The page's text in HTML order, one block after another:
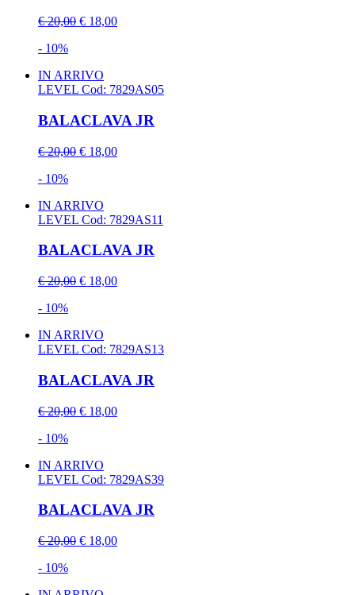
€ 20,00 € 18,00
- 10%
IN ARRIVO
LEVEL Cod: 7829AS05
BALACLAVA JR
€ 20,00 € 18,00
- 10%
IN ARRIVO
LEVEL Cod: 7829AS11
BALACLAVA JR
€ 20,00 € 18,00
- 10%
IN ARRIVO
LEVEL Cod: 7829AS13
BALACLAVA JR
€ 20,00 € 18,00
- 10%
IN ARRIVO
LEVEL Cod: 7829AS39
BALACLAVA JR
€ 20,00 € 18,00
- 10%